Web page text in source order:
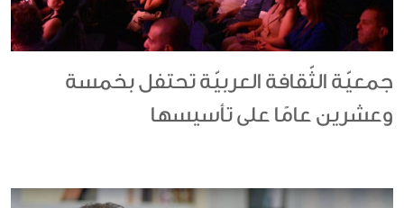
جمعيّة الثّقافة العربيّة تحتفل بخمسة
وعشرين عامًا على تأسيسها